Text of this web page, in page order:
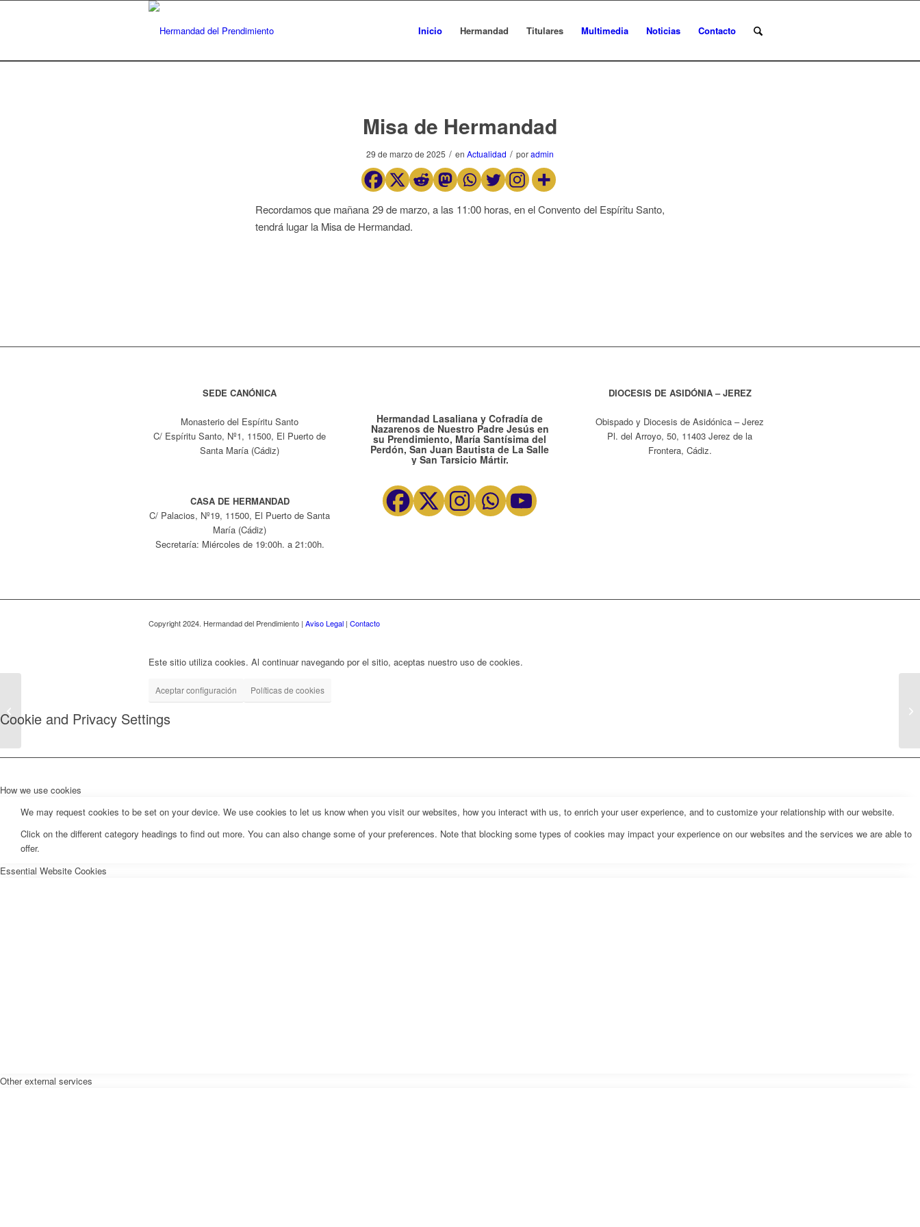
Inicio Hermandad Titulares Multimedia Noticias Contacto
Misa de Hermandad
29 de marzo de 2025 / en Actualidad / poradmin
Recordamos que mañana 29 de marzo, a las 11:00 horas, en el Convento del Espíritu Santo,
tendrá lugar la Misa de Hermandad.
SEDE CANÓNICA
Monasterio del Espíritu Santo
C/ Espíritu Santo, Nº1, 11500, El Puerto de
Santa María (Cádiz)
CASA DE HERMANDAD
C/ Palacios, Nº19, 11500, El Puerto de Santa
María (Cádiz)
Secretaría: Miércoles de 19:00h. a 21:00h.
Hermandad Lasaliana y Cofradía de
Nazarenos de Nuestro Padre Jesús en
su Prendimiento, María Santísima del
Perdón, San Juan Bautista de La Salle
y San Tarsicio Mártir.
DIOCESIS DE ASIDÓNIA – JEREZ
Obispado y Diocesis de Asidónica – Jerez
Pl. del Arroyo, 50, 11403 Jerez de la
Frontera, Cádiz.
Copyright 2024. Hermandad del Prendimiento | Aviso Legal | Contacto
de sitio
Este sitio utiliza cookies. Al continuar navegando por el sitio, aceptas nuestro uso de cookies.
Aceptar configuración Políticas de cookies
Cookie and Privacy Settings
How we use cookies
We may request cookies to be set on your device. We use cookies to let us know when you visit our websites, how you interact with us, to enrich your user experience, and to customize your relationship with our website.
Click on the different category headings to find out more. You can also change some of your preferences. Note that blocking some types of cookies may impact your experience on our websites and the services we are able to
offer.
Essential Website Cookies
Other external services